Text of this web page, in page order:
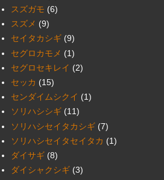
スズガモ (6)
スズメ (9)
セイタカシギ (9)
セグロカモメ (1)
セグロセキレイ (2)
セッカ (15)
センダイムシクイ (1)
ソリハシシギ (11)
ソリハシセイタカシギ (7)
ソリハシセイタセイタカ (1)
ダイサギ (8)
ダイシャクシギ (3)